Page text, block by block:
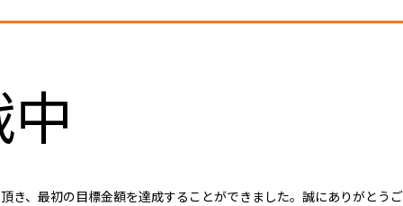
、最初の目標金額を達成することができました。誠にありがとうご